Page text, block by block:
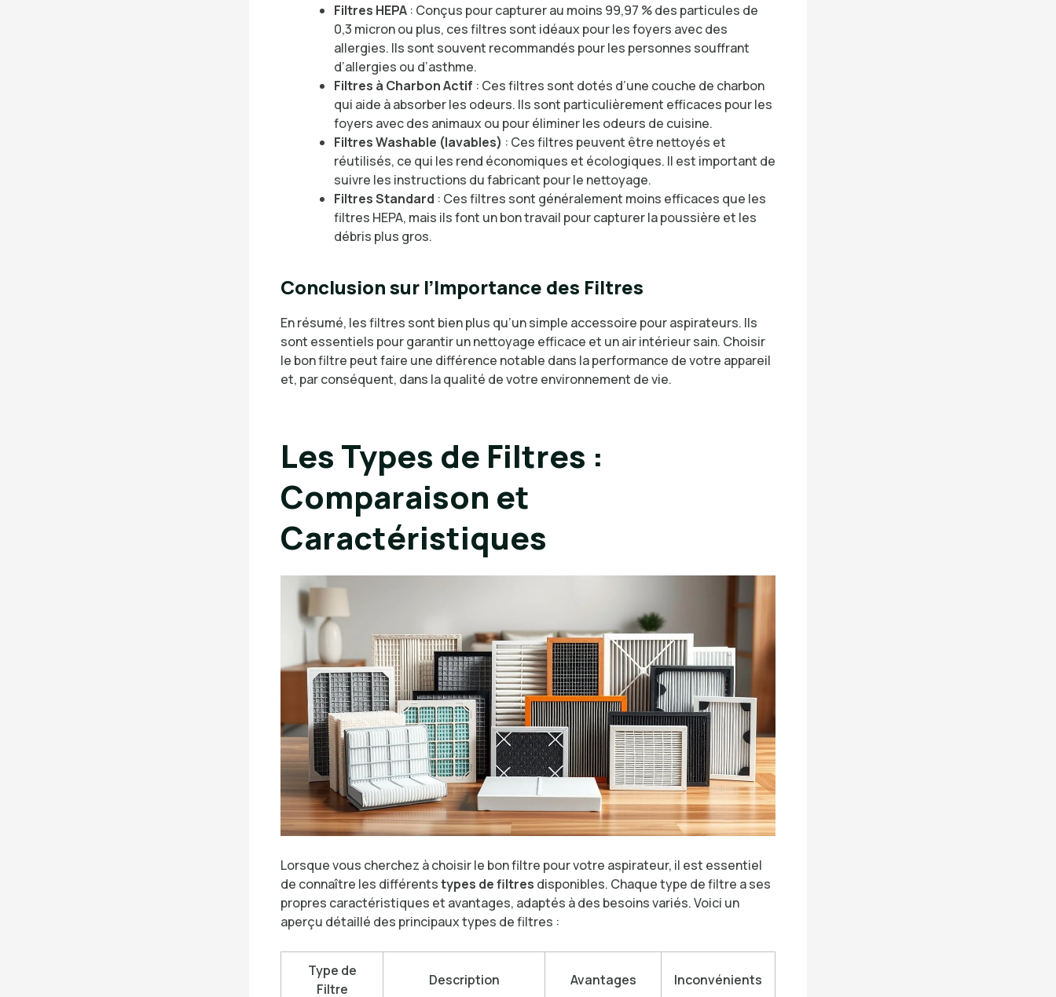
Filtres HEPA : Conçus pour capturer au moins 99,97 % des particules de
0,3 micron ou plus, ces filtres sont idéaux pour les foyers avec des
allergies. Ils sont souvent recommandés pour les personnes souffrant
d’allergies ou d’asthme.
Filtres à Charbon Actif : Ces filtres sont dotés d’une couche de charbon
qui aide à absorber les odeurs. Ils sont particulièrement efficaces pour les
foyers avec des animaux ou pour éliminer les odeurs de cuisine.
Filtres Washable (lavables) : Ces filtres peuvent être nettoyés et
réutilisés, ce qui les rend économiques et écologiques. Il est important de
suivre les instructions du fabricant pour le nettoyage.
Filtres Standard : Ces filtres sont généralement moins efficaces que les
filtres HEPA, mais ils font un bon travail pour capturer la poussière et les
débris plus gros.
Conclusion sur l’Importance des Filtres
En résumé, les filtres sont bien plus qu’un simple accessoire pour aspirateurs. Ils
sont essentiels pour garantir un nettoyage efficace et un air intérieur sain. Choisir
le bon filtre peut faire une différence notable dans la performance de votre appareil
et, par conséquent, dans la qualité de votre environnement de vie.
Les Types de Filtres :
Comparaison et
Caractéristiques
Lorsque vous cherchez à choisir le bon filtre pour votre aspirateur, il est essentiel
de connaître les différentstypes de filtres disponibles. Chaque type de filtre a ses
propres caractéristiques et avantages, adaptés à des besoins variés. Voici un
aperçu détaillé des principaux types de filtres :
Type de
Filtre
Description Avantages Inconvénients